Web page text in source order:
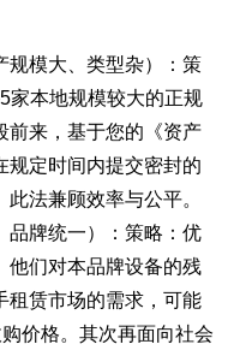
规模大、类型杂）：策
家本地规模较大的正规
前来，基于您的《资产
规定时间内提交密封的
法兼顾效率与公平。
品牌统一）：策略：优
他们对本品牌设备的残
租赁市场的需求，可能
价格。其次再面向社会